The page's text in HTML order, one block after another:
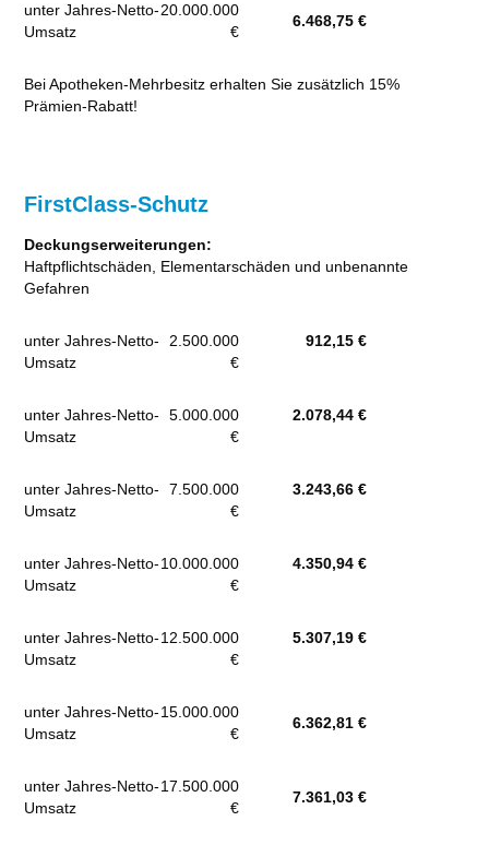
unter Jahres-Netto-
Umsatz
20.000.000
€
6.468,75 €
Bei Apotheken-Mehrbesitz erhalten Sie zusätzlich 15%
Prämien-Rabatt!
FirstClass-Schutz
Deckungserweiterungen:
Haftpflichtschäden, Elementarschäden und unbenannte
Gefahren
unter Jahres-Netto-
Umsatz
2.500.000
€
912,15 €
unter Jahres-Netto-
Umsatz
5.000.000
€
2.078,44 €
unter Jahres-Netto-
Umsatz
7.500.000
€
3.243,66 €
unter Jahres-Netto-
Umsatz
10.000.000
€
4.350,94 €
unter Jahres-Netto-
Umsatz
12.500.000
€
5.307,19 €
unter Jahres-Netto-
Umsatz
15.000.000
€
6.362,81 €
unter Jahres-Netto-
Umsatz
17.500.000
€
7.361,03 €